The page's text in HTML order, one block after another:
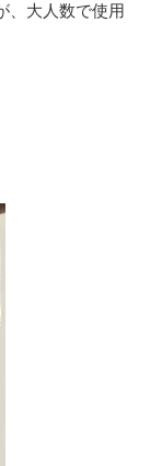
、大人数で使用